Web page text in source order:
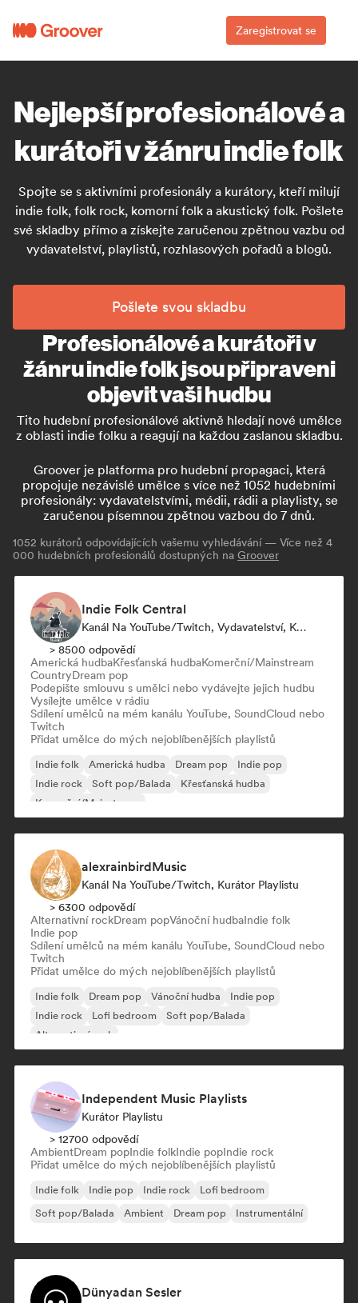
Zaregistrovat se
Nejlepší profesionálové a
kurátoři v žánru indie folk
Spojte se s aktivními profesionály a kurátory, kteří milují
indie folk, folk rock, komorní folk a akustický folk. Pošlete
své skladby přímo a získejte zaručenou zpětnou vazbu od
vydavatelství, playlistů, rozhlasových pořadů a blogů.
Pošlete svou skladbu
Profesionálové a kurátoři v
žánru indie folk jsou připraveni
objevit vaši hudbu
Tito hudební profesionálové aktivně hledají nové umělce
z oblasti indie folku a reagují na každou zaslanou skladbu.
Groover je platforma pro hudební propagaci, která
propojuje nezávislé umělce s více než 1052 hudebními
profesionály: vydavatelstvími, médii, rádii a playlisty, se
zaručenou písemnou zpětnou vazbou do 7 dnů.
1052 kurátorů odpovídajících vašemu vyhledávání — Více než 4
000 hudebních profesionálů dostupných na Groover
Indie Folk Central
Kanál Na YouTube/Twitch, Vydavatelství, Kurátor Playlistu, Rádio Stanice
> 8500 odpovědí
Americká hudbaKřesťanská hudbaKomerční/Mainstream
CountryDream pop
Podepište smlouvu s umělci nebo vydávejte jejich hudbu
Vysílejte umělce v rádiu
Sdílení umělců na mém kanálu YouTube, SoundCloud nebo
Twitch
Přidat umělce do mých nejoblíbenějších playlistů
Indie folk Americká hudba Dream pop
Indie pop
Indie rock
Soft pop/Balada
Křesťanská hudba
Komerční/Mainstream
alexrainbirdMusic
Kanál Na YouTube/Twitch, Kurátor Playlistu
> 6300 odpovědí
Alternativní rockDream popVánoční hudbaIndie folk
Indie pop
Sdílení umělců na mém kanálu YouTube, SoundCloud nebo
Twitch
Přidat umělce do mých nejoblíbenějších playlistů
Indie folk Dream pop Vánoční hudba
Indie pop
Indie rock
Lofi bedroom
Soft pop/Balada
Alternativní rock
Independent Music Playlists
Kurátor Playlistu
> 12700 odpovědí
AmbientDream popIndie folkIndie popIndie rock
Přidat umělce do mých nejoblíbenějších playlistů
Indie folk Indie pop Indie rock
Lofi bedroom
Soft pop/Balada
Ambient Dream pop Instrumentální
Dünyadan Sesler